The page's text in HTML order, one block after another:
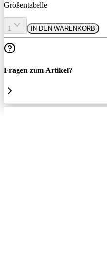
Größentabelle
1 IN DEN WARENKORB
Fragen zum Artikel?